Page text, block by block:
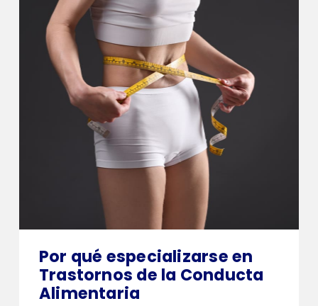
Por qué especializarse en
Trastornos de la Conducta
Alimentaria